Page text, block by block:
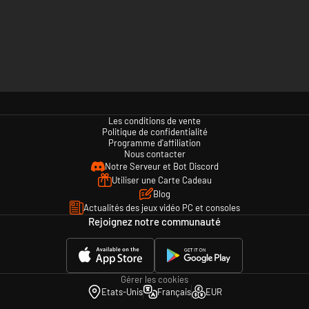
Les conditions de vente
Politique de confidentialité
Programme d'affiliation
Nous contacter
Notre Serveur et Bot Discord
Utiliser une Carte Cadeau
Blog
Actualités des jeux vidéo PC et consoles
Rejoignez notre communauté
Gérer les cookies
Etats-Unis
Français EUR